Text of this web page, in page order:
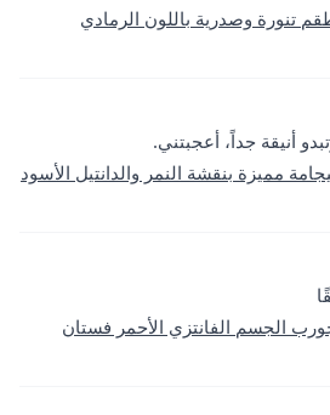
تنورة وصدرية باللون الرمادي
أنيقة جداً، أعجبتني.
مميزة بنقشة النمر والدانتيل الأسود
الجسم الفانتزي الأحمر فستان